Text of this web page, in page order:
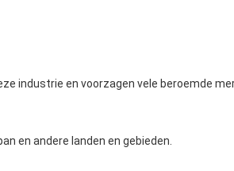
industrie en voorzagen vele beroemde
en andere landen en gebieden.